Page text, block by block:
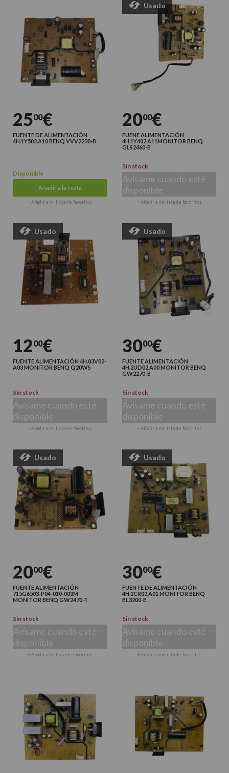
2500€
FUENTE DE ALIMENTACIÓN
4H.1Y502.A10 BENQ VVV2230-B
Disponible
Añadir a la cesta
+ Añadir a mi lista de favoritos
Usado
2000€
FUENE ALIMENTACIÓN
4H.1Y402.A11MONITOR BENQ
GLS2460-B
Sin stock
Avísame cuando esté
disponible
+ Añadir a mi lista de favoritos
Usado
1200€
FUENTE ALIMENTACIÓN 4H.03V02-
A03 MONITOR BENQ Q20WS
Sin stock
Avísame cuando esté
disponible
+ Añadir a mi lista de favoritos
Usado
3000€
FUENTE ALIMENTACIÓN
4H.2UD02.A00 MONITOR BENQ
GW2270-B
Sin stock
Avísame cuando esté
disponible
+ Añadir a mi lista de favoritos
Usado
2000€
FUENTE ALIMENTACIÓN
715G6503-P04-010-003M
MONITOR BENQ GW2470-T
Sin stock
Avísame cuando esté
disponible
+ Añadir a mi lista de favoritos
Usado
3000€
FUENTE DE ALIMENTACIÓN
4H.2CR02.A01 MONITOR BENQ
BL3200-B
Sin stock
Avísame cuando esté
disponible
+ Añadir a mi lista de favoritos